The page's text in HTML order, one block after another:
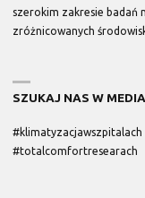
szerokim zakresie badań
zróżnicowanych
SZUKAJ NAS W
#klimatyzacjawszpitalach
#totalcomfortresearach